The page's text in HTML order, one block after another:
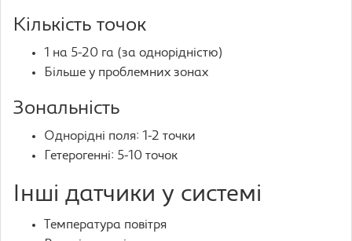
Кількість точок
1 на 5-20 га (за однорідністю)
Більше у проблемних зонах
Зональність
Однорідні поля: 1-2 точки
Гетерогенні: 5-10 точок
Інші датчики у системі
Температура повітря